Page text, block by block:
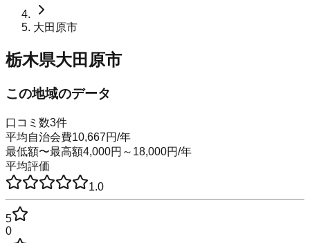
大田原市
栃木県大田原市
この地域のデータ
口コミ数3件
平均自治会費10,667円/年
最低額〜最高額4,000円～ 18,000円/年
平均評価
1.0
5
0